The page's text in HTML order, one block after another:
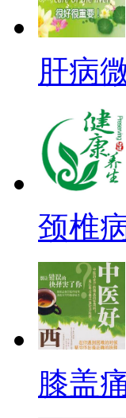
肝病
颈椎
膝盖